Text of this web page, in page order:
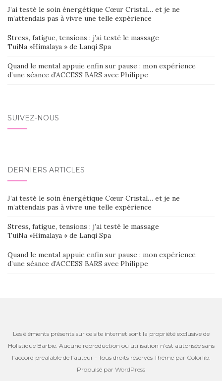
J’ai testé le soin énergétique Cœur Cristal… et je ne
m’attendais pas à vivre une telle expérience
Stress, fatigue, tensions : j’ai testé le massage
TuiNa »Himalaya » de Lanqi Spa
Quand le mental appuie enfin sur pause : mon expérience
d’une séance d’ACCESS BARS avec Philippe
SUIVEZ-NOUS
DERNIERS ARTICLES
J’ai testé le soin énergétique Cœur Cristal… et je ne
m’attendais pas à vivre une telle expérience
Stress, fatigue, tensions : j’ai testé le massage
TuiNa »Himalaya » de Lanqi Spa
Quand le mental appuie enfin sur pause : mon expérience
d’une séance d’ACCESS BARS avec Philippe
Les éléments présents sur ce site internet sont la propriété exclusive de
Holistique Barbie. Aucune reproduction ou utilisation n’est autorisée sans
l’accord préalable de l’auteur - Tous droits réservés Thème par Colorlib.
Propulsé par WordPress